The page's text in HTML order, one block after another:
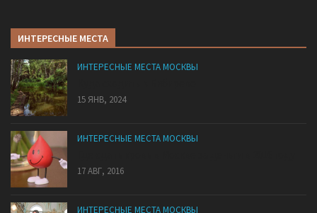
ИНТЕРЕСНЫЕ МЕСТА
ИНТЕРЕСНЫЕ МЕСТА МОСКВЫ
15 ЯНВ, 2024
ИНТЕРЕСНЫЕ МЕСТА МОСКВЫ
17 АВГ, 2016
ИНТЕРЕСНЫЕ МЕСТА МОСКВЫ